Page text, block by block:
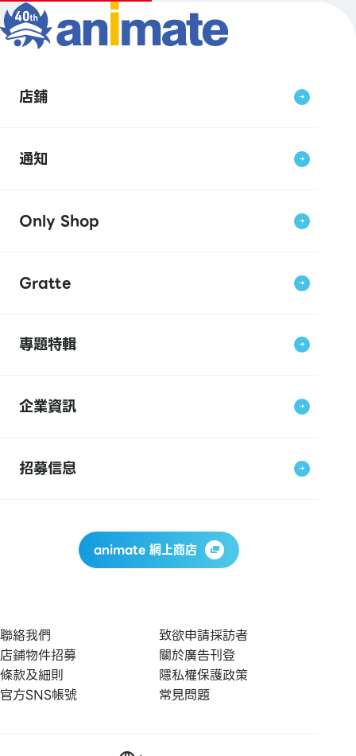
店鋪
通知
Only Shop
Gratte
專題特輯
企業資訊
招募信息
animate 網上商店
聯絡我們
致欲申請採訪者
店鋪物件招募
關於廣告刊登
條款及細則
隱私權保護政策
官方SNS帳號
常見問題